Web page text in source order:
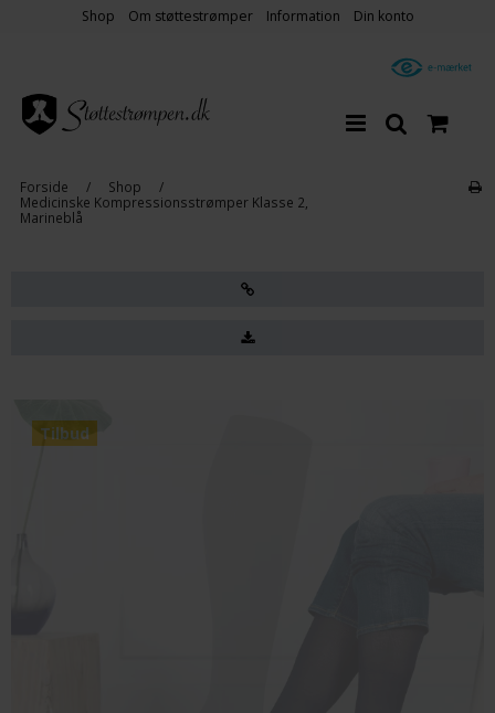
Shop Om støttestrømper Information Din konto
Forside / Shop
/
Medicinske Kompressionsstrømper Klasse 2,
Marineblå
Tilbud